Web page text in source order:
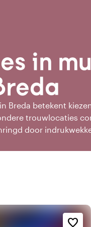
in
Breda betekent
trouwlocaties
door
feestelijk diner in
stijlvol tot leven
dag hier
favorite_border
Sfeer en esthetiek
en ligging